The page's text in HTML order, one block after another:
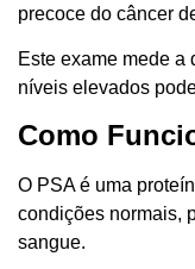
precoce do câncer
Este exame mede a
níveis elevados
Como
O PSA é uma
condições normais,
sangue.